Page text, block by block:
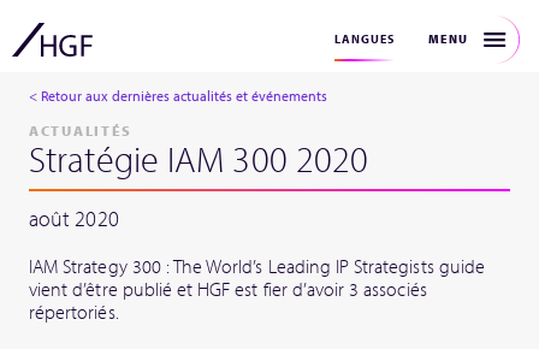
LANGUES MENU
< Retour aux dernières actualités et événements
ACTUALITÉS
Stratégie IAM 300 2020
août 2020
IAM Strategy 300 : The World’s Leading IP Strategists guide
vient d’être publié et HGF est fier d’avoir 3 associés
répertoriés.